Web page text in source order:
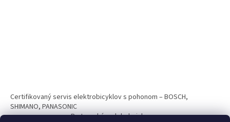
Certifikovaný servis elektrobicyklov s pohonom – BOSCH,
SHIMANO, PANASONIC
Partnerský web hokejshop.eu